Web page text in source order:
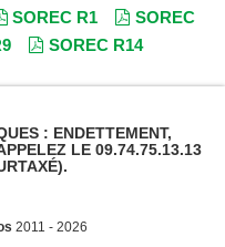
SOREC R1
SOREC
SOREC R14
: ENDETTEMENT,
LE 09.74.75.13.13
2011 - 2026